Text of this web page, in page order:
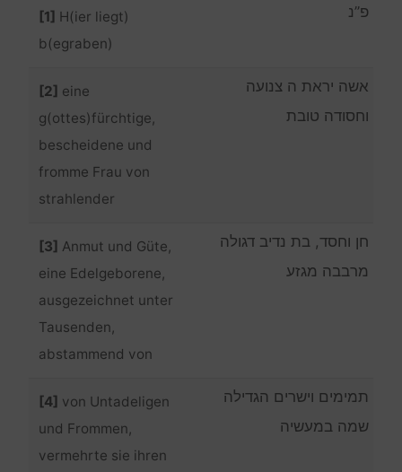
[1] H(ier liegt)
b(egraben)
פ”נ
[2] eine
g(ottes)fürchtige,
bescheidene und
fromme Frau von
strahlender
אשה יראת ה צנועה
וחסודה טובת
[3] Anmut und Güte,
eine Edelgeborene,
ausgezeichnet unter
Tausenden,
abstammend von
חן וחסד, בת נדיב דגולה
מרבבה מגזע
[4] von Untadeligen
und Frommen,
vermehrte sie ihren
תמימים וישרים הגדילה
שמה במעשיה